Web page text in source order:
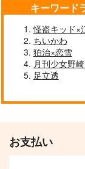
作品詳細
キーワード
怪盗キッド×
ちいかわ
狛治×恋雪
月刊少女野
足立透
お支払い